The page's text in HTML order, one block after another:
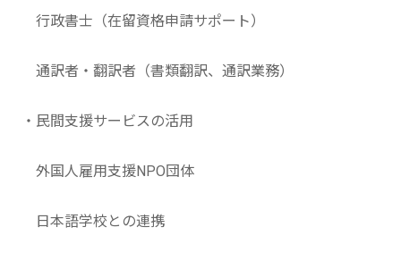
行政書士（在留資格申請サポート）
通訳者・翻訳者（書類翻訳、通訳業務）
・民間支援サービスの活用
外国人雇用支援NPO団体
日本語学校との連携